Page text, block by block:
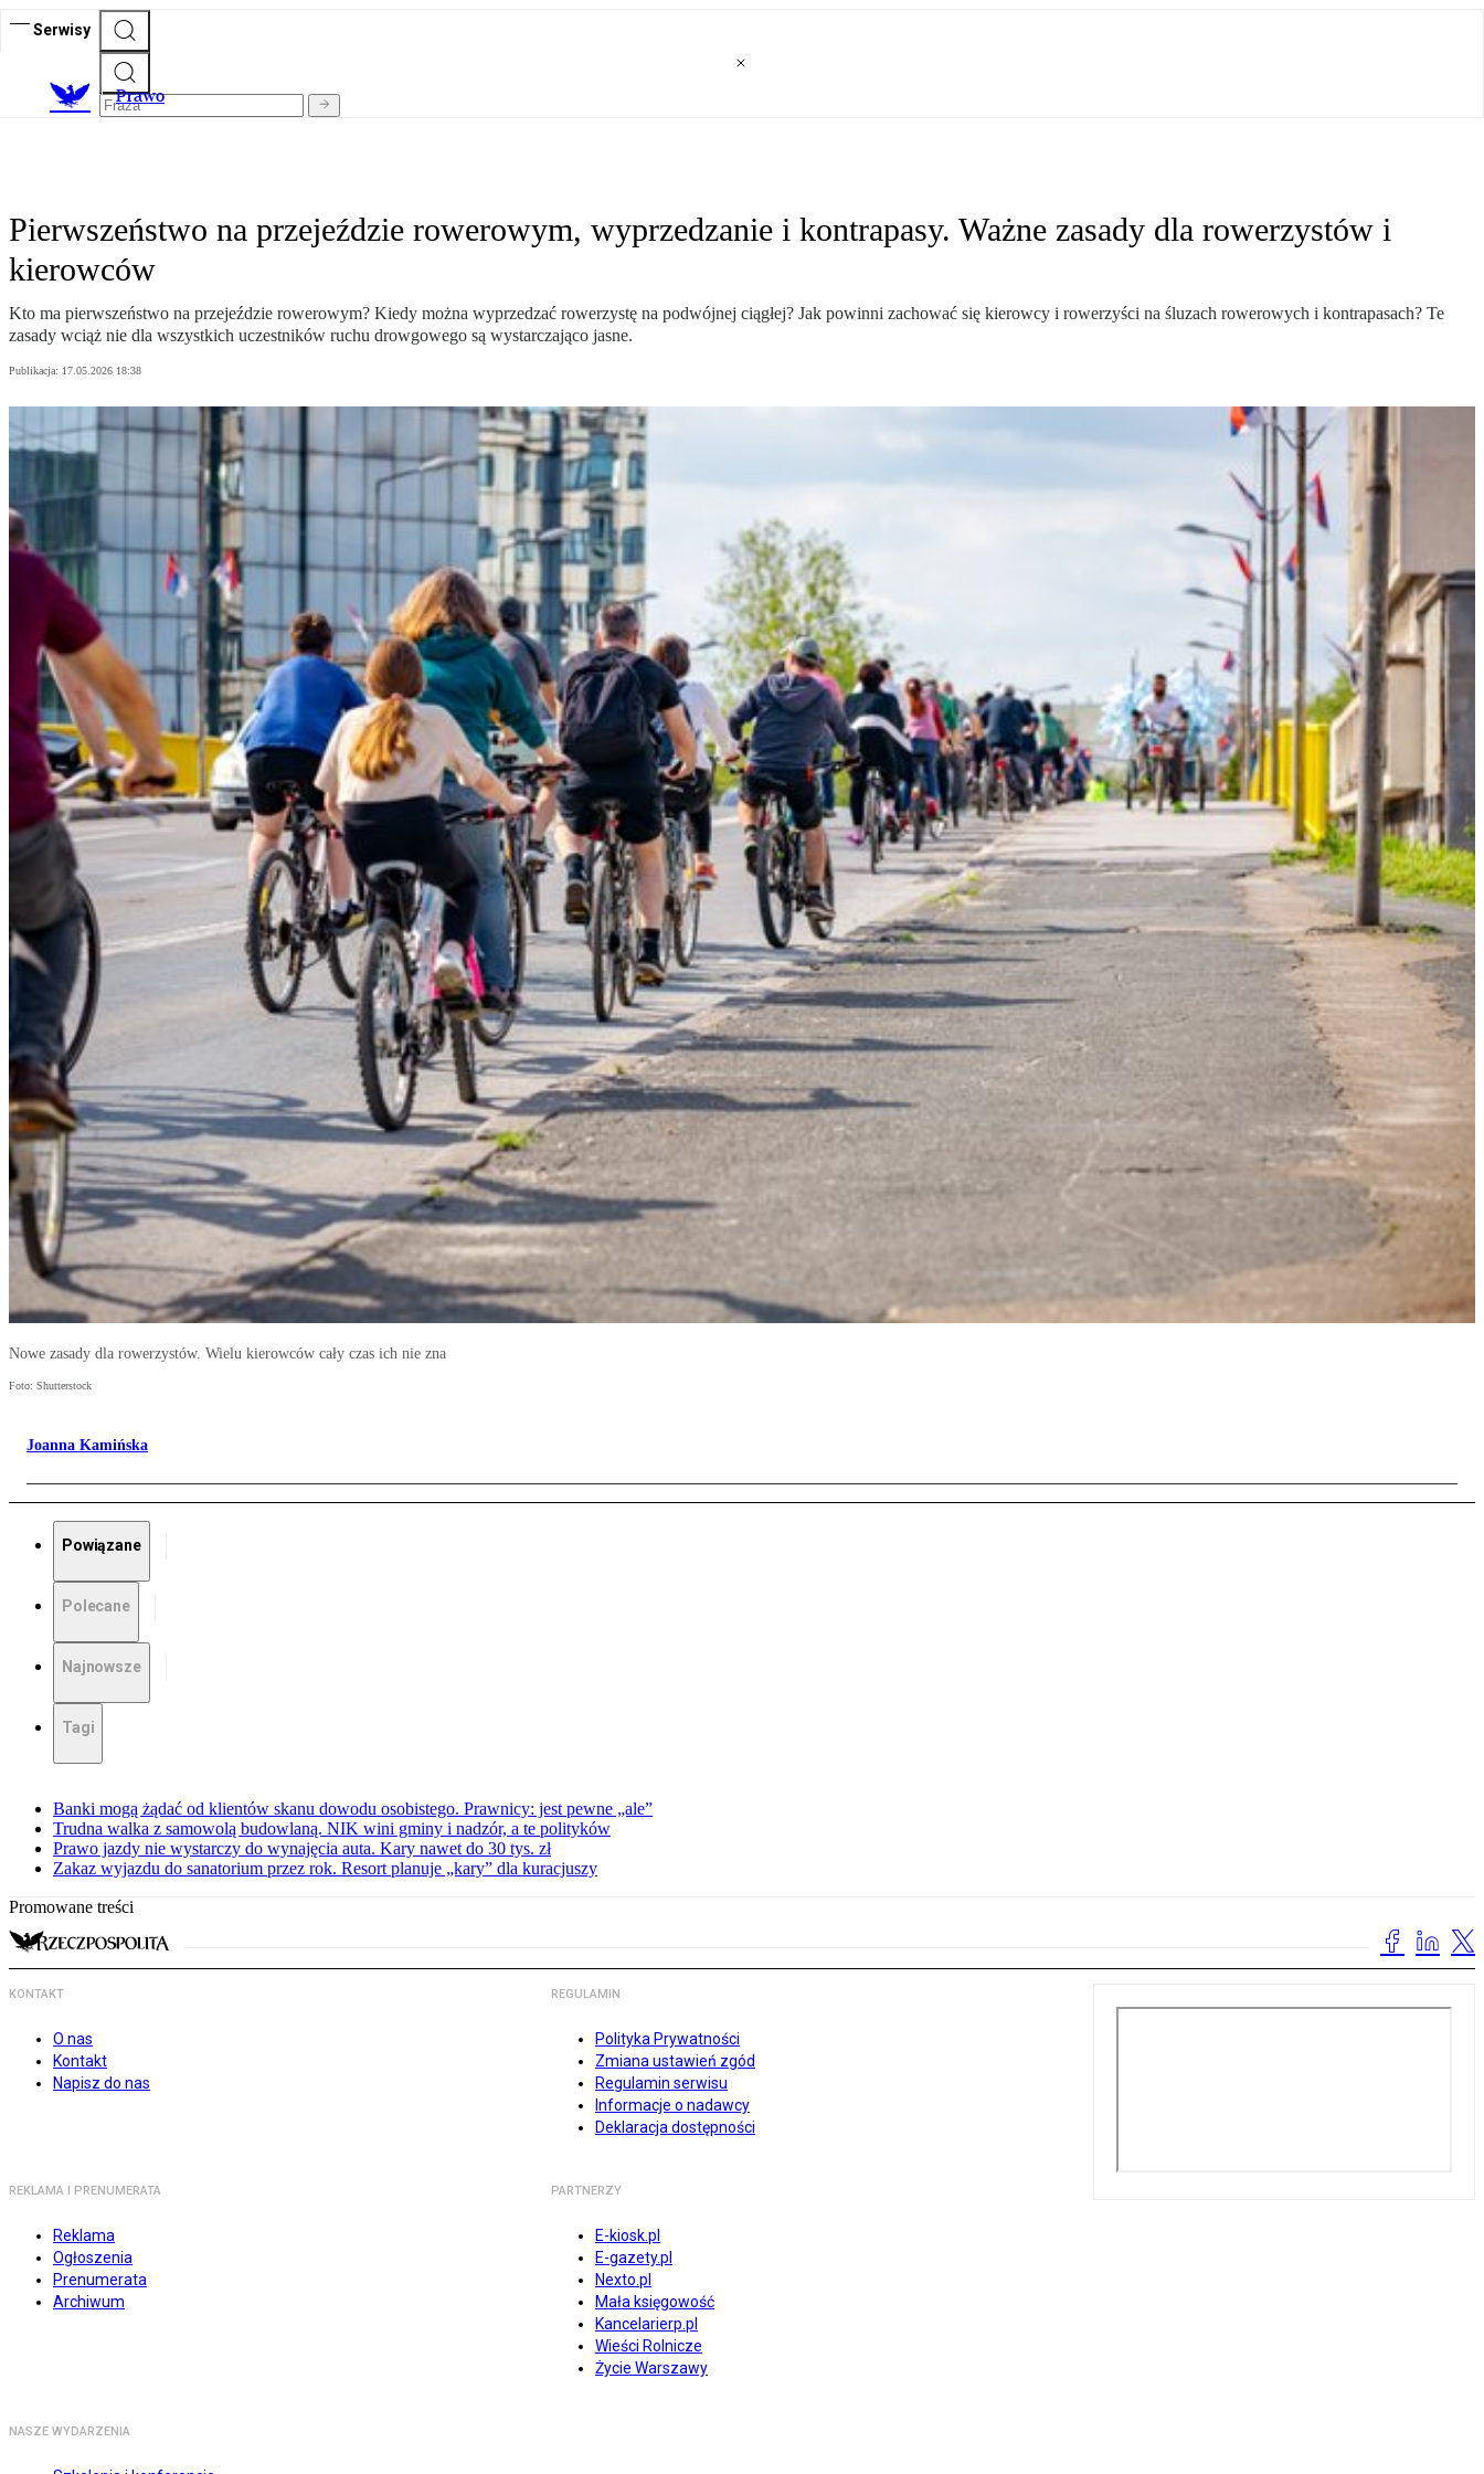
Serwisy
Prawo
Pierwszeństwo na przejeździe rowerowym, wyprzedzanie i kontrapasy. Ważne zasady dla rowerzystów i
kierowców
Kto ma pierwszeństwo na przejeździe rowerowym? Kiedy można wyprzedzać rowerzystę na podwójnej ciągłej? Jak powinni zachować się kierowcy i rowerzyści na śluzach rowerowych i kontrapasach? Te
zasady wciąż nie dla wszystkich uczestników ruchu drowgowego są wystarczająco jasne.
Publikacja: 17.05.2026 18:38
Nowe zasady dla rowerzystów. Wielu kierowców cały czas ich nie zna
Foto: Shutterstock
Joanna Kamińska
Powiązane
Polecane
Najnowsze
Tagi
Banki mogą żądać od klientów skanu dowodu osobistego. Prawnicy: jest pewne „ale”
Trudna walka z samowolą budowlaną. NIK wini gminy i nadzór, a te polityków
Prawo jazdy nie wystarczy do wynajęcia auta. Kary nawet do 30 tys. zł
Zakaz wyjazdu do sanatorium przez rok. Resort planuje „kary” dla kuracjuszy
Promowane treści
KONTAKT
O nas
Kontakt
Napisz do nas
REGULAMIN
Polityka Prywatności
Zmiana ustawień zgód
Regulamin serwisu
Informacje o nadawcy
Deklaracja dostępności
REKLAMA I PRENUMERATA
Reklama
Ogłoszenia
Prenumerata
Archiwum
PARTNERZY
E-kiosk.pl
E-gazety.pl
Nexto.pl
Mała księgowość
Kancelarierp.pl
Wieści Rolnicze
Życie Warszawy
NASZE WYDARZENIA